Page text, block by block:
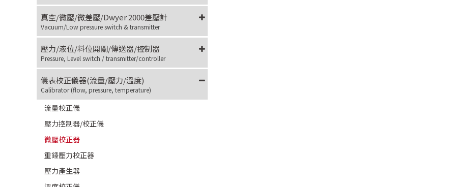
真空/微壓/微差壓/Dwyer 2000差壓計
Vacuum/Low pressure switch & transmitter
壓力/液位/料位開關/傳送器/控制器
Pressure, Level switch / transmitter/controller
儀表校正儀器(流量/壓力/溫度)
Calibrator (flow, pressure, temperature)
流量校正儀
壓力控制器/校正儀
微壓校正器
重錘壓力校正器
壓力產生器